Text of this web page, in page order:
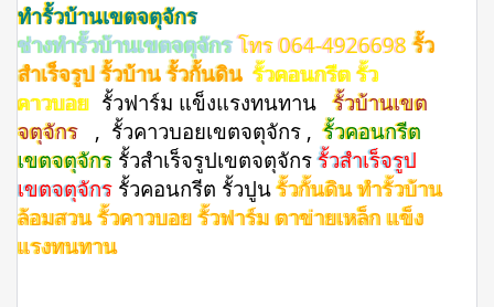
ทำรั้วบ้านเขตจตุจักร
ช่างทำรั้วบ้านเขตจตุจักรโทร 064-4926698 รั้ว
สำเร็จรูป รั้วบ้าน รั้วกั้นดิน รั้วคอนกรีต รั้ว
คาวบอย รั้วฟาร์ม แข็งแรงทนทาน รั้วบ้านเขต
จตุจักร
, รั้วคาวบอยเขตจตุจักร , รั้วคอนกรีต
เขตจตุจักร รั้วสําเร็จรูปเขตจตุจักรรั้วสำเร็จรูป
เขตจตุจักร รั้วคอนกรีต รั้วปูน รั้วกั้นดิน ทำรั้วบ้าน
ล้อมสวน รั้วคาวบอย รั้วฟาร์ม ตาข่ายเหล็ก แข็ง
แรงทนทาน